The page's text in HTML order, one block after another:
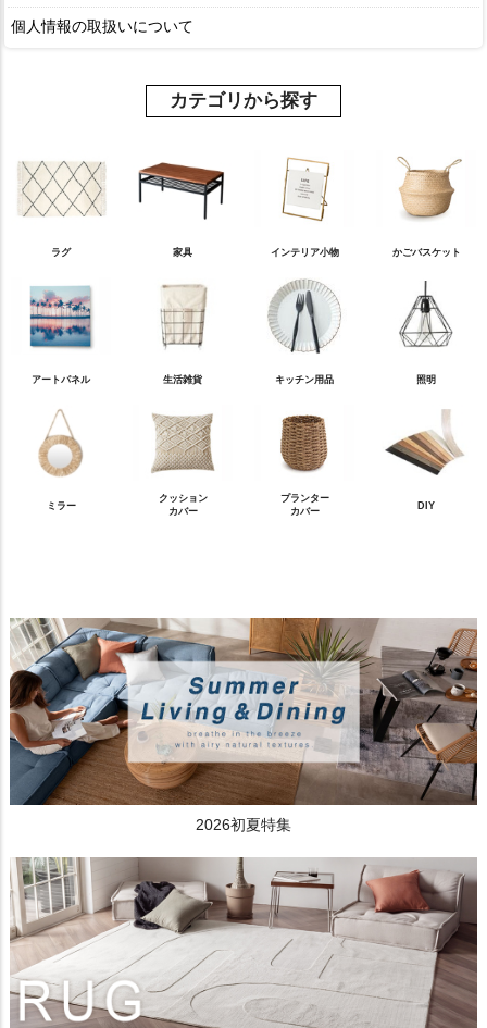
個人情報の取扱いについて
カテゴリから探す
ラグ 家具 インテリア小物 かごバスケット
アートパネル 生活雑貨 キッチン用品 照明
ミラー
クッション
カバー
プランター
カバー
DIY
2026初夏特集